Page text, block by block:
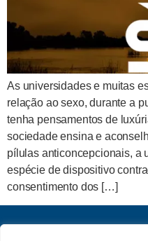
As universidades e muitas
relação ao sexo, durante a
tenha pensamentos de
sociedade ensina e
pílulas anticoncepcionais, a
espécie de dispositivo
consentimento dos […]